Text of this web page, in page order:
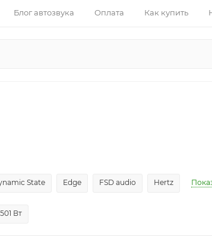
Блог автозвука Оплата Как купить
State Edge FSD audio Hertz
Вт